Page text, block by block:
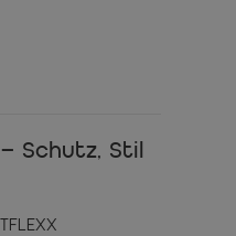
Schutz, Stil